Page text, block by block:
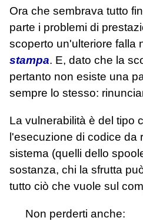
Ora che sembrava tutto
parte i problemi di
scoperto un'ulteriore falla
stampa. E, dato che la
pertanto non esiste una
sempre lo stesso:
La vulnerabilità è del tipo
l'esecuzione di codice da
sistema (quelli dello
sostanza, chi la sfrutta
tutto ciò che vuole sul
Non perderti anche: